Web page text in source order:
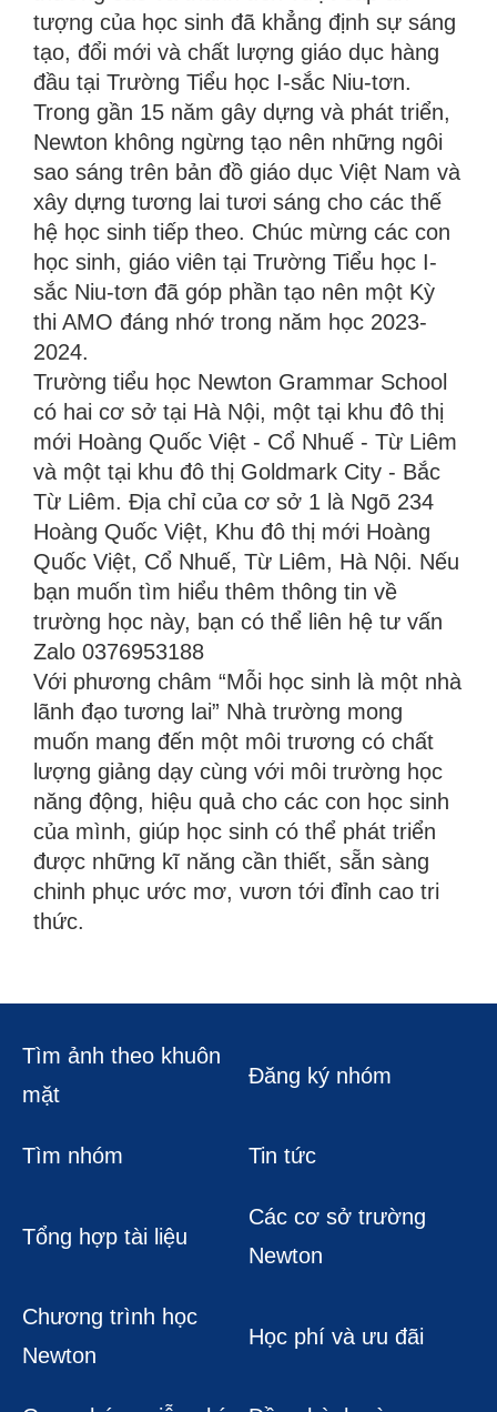
tượng của học sinh đã khẳng định sự sáng
tạo, đổi mới và chất lượng giáo dục hàng
đầu tại Trường Tiểu học I-sắc Niu-tơn.
Trong gần 15 năm gây dựng và phát triển,
Newton không ngừng tạo nên những ngôi
sao sáng trên bản đồ giáo dục Việt Nam và
xây dựng tương lai tươi sáng cho các thế
hệ học sinh tiếp theo. Chúc mừng các con
học sinh, giáo viên tại Trường Tiểu học I-
sắc Niu-tơn đã góp phần tạo nên một Kỳ
thi AMO đáng nhớ trong năm học 2023-
2024.
Trường tiểu học Newton Grammar School
có hai cơ sở tại Hà Nội, một tại khu đô thị
mới Hoàng Quốc Việt - Cổ Nhuế - Từ Liêm
và một tại khu đô thị Goldmark City - Bắc
Từ Liêm. Địa chỉ của cơ sở 1 là Ngõ 234
Hoàng Quốc Việt, Khu đô thị mới Hoàng
Quốc Việt, Cổ Nhuế, Từ Liêm, Hà Nội. Nếu
bạn muốn tìm hiểu thêm thông tin về
trường học này, bạn có thể liên hệ tư vấn
Zalo 0376953188
Với phương châm “Mỗi học sinh là một nhà
lãnh đạo tương lai” Nhà trường mong
muốn mang đến một môi trương có chất
lượng giảng dạy cùng với môi trường học
năng động, hiệu quả cho các con học sinh
của mình, giúp học sinh có thể phát triển
được những kĩ năng cần thiết, sẵn sàng
chinh phục ước mơ, vươn tới đỉnh cao tri
thức.
Tìm ảnh theo khuôn
mặt
Đăng ký nhóm
Tìm nhóm Tin tức
Tổng hợp tài liệu
Các cơ sở trường
Newton
Chương trình học
Newton
Học phí và ưu đãi